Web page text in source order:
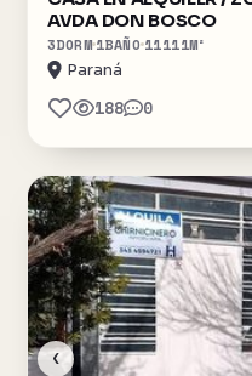
AVDA DON BOSCO
3DORM 1BAÑO 11111M²
Paraná
188 0
‹